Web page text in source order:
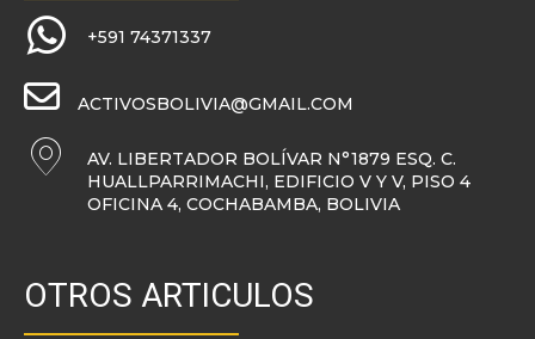
+591 74371337
ACTIVOSBOLIVIA@GMAIL.COM
AV. LIBERTADOR BOLÍVAR N°1879 ESQ. C.
HUALLPARRIMACHI, EDIFICIO V Y V, PISO 4
OFICINA 4, COCHABAMBA, BOLIVIA
OTROS ARTICULOS